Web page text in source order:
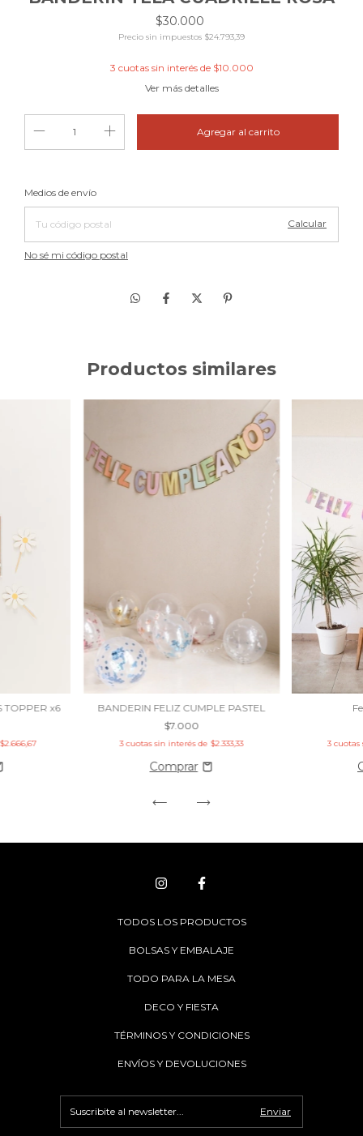
$30.000
Precio sin impuestos $24.793,39
3 cuotas sin interés de $10.000
Ver más detalles
Entregas para el CP:
Medios de envío
Calcular
No sé mi código postal
Productos similares
TOPPER x6
$2.666,67
BANDERIN FELIZ CUMPLE PASTEL
$7.000
3 cuotas sin interés de $2.333,33 3
TODOS LOS PRODUCTOS
BOLSAS Y EMBALAJE
TODO PARA LA MESA
DECO Y FIESTA
TÉRMINOS Y CONDICIONES
ENVÍOS Y DEVOLUCIONES